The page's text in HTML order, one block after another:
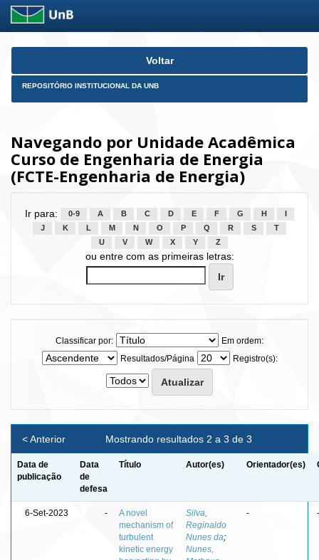
Skip
Voltar
REPOSITÓRIO INSTITUCIONAL DA UNB
Navegando por Unidade Acadêmica
Curso de Engenharia de Energia
(FCTE-Engenharia de Energia)
Ir para: 0-9 A B C D E F G H
J
K L M N O P Q R S
T
U
V W X Y Z
ou entre com as primeiras letras:
Classificar por:
Em ordem:
Resultados/Página
Registro(s):
Mostrando resultados 2 a 3 de 3
< Anterior
Data de
publicação
Data
de
defesa
Título Autor(es) Orientador(es)
6-Set-2023 -
A novel
mechanism of
turbulent
kinetic energy
Silva,
Reginaldo
Nunes da;
Nunes,
- -